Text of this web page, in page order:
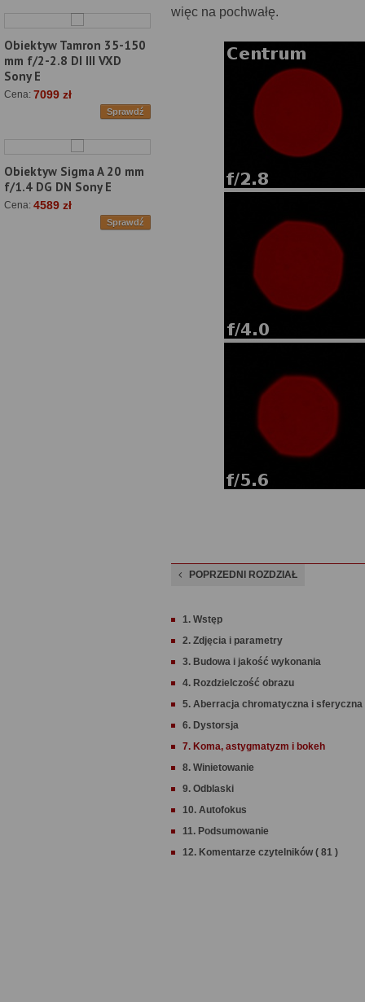
Obiektyw Tamron 35-150
mm f/2-2.8 DI III VXD
Sony E
Cena: 7099 zł
Sprawdź
Obiektyw Sigma A 20 mm
f/1.4 DG DN Sony E
Cena: 4589 zł
Sprawdź
więc na pochwałę.
POPRZEDNI ROZDZIAŁ
1. Wstęp
2. Zdjęcia i parametry
3. Budowa i jakość wykonania
4. Rozdzielczość obrazu
5. Aberracja chromatyczna i sferyczna
6. Dystorsja
7. Koma, astygmatyzm i bokeh
8. Winietowanie
9. Odblaski
10. Autofokus
11. Podsumowanie
12. Komentarze czytelników ( 81 )